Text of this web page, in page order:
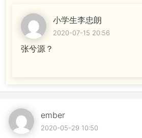
小学生李忠朗
2020-07-15 20:56
张兮源？
ember
2020-05-29 10:50